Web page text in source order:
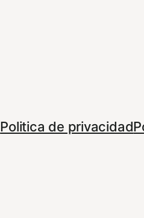
Politica de privacidad